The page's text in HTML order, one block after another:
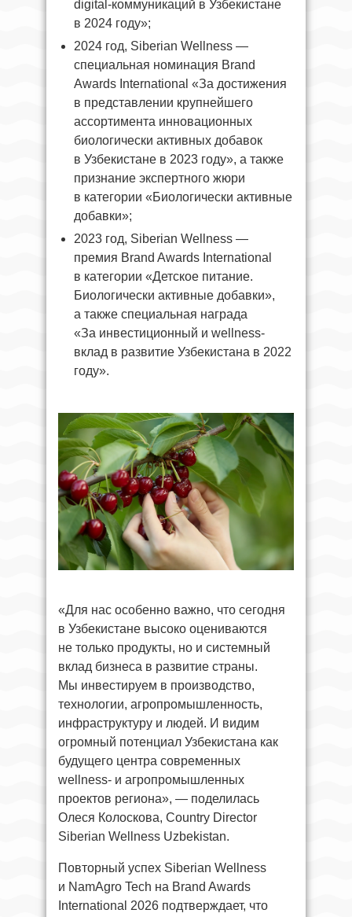
digital-коммуникаций в Узбекистане
в 2024 году»;
2024 год, Siberian Wellness —
специальная номинация Brand
Awards International «За достижения
в представлении крупнейшего
ассортимента инновационных
биологически активных добавок
в Узбекистане в 2023 году», а также
признание экспертного жюри
в категории «Биологически активные
добавки»;
2023 год, Siberian Wellness —
премия Brand Awards International
в категории «Детское питание.
Биологически активные добавки»,
а также специальная награда
«За инвестиционный и wellness-
вклад в развитие Узбекистана в 2022
году».
«Для нас особенно важно, что сегодня
в Узбекистане высоко оцениваются
не только продукты, но и системный
вклад бизнеса в развитие страны.
Мы инвестируем в производство,
технологии, агропромышленность,
инфраструктуру и людей. И видим
огромный потенциал Узбекистана как
будущего центра современных
wellness- и агропромышленных
проектов региона», — поделилась
Олеся Колоскова, Country Director
Siberian Wellness Uzbekistan.
Повторный успех Siberian Wellness
и NamAgro Tech на Brand Awards
International 2026 подтверждает, что